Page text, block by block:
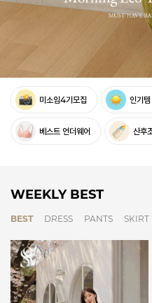
미소임4기모집 인기
베스트 언더웨어 산후
WEEKLY BEST
BEST DRESS PANTS SKIRT